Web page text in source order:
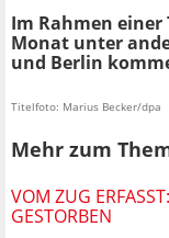
Im Rahmen
Monat unter
und Berlin
Titelfoto: Marius Becker/dpa
Mehr zum
VOM ZUG
GESTORBEN